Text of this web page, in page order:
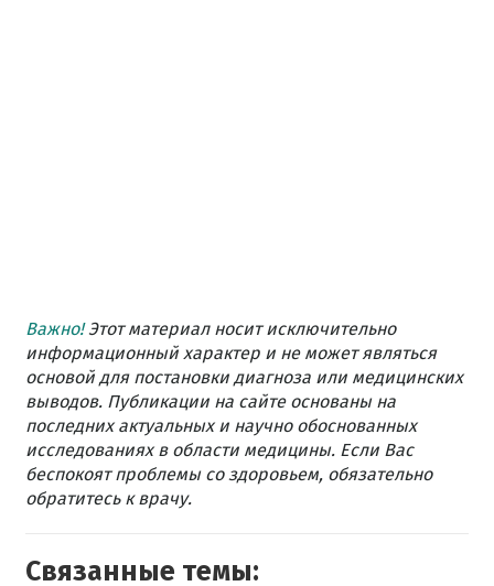
Важно!Этот материал носит исключительно
информационный характер и не может являться
основой для постановки диагноза или медицинских
выводов. Публикации на сайте основаны на
последних актуальных и научно обоснованных
исследованиях в области медицины. Если Вас
беспокоят проблемы со здоровьем, обязательно
обратитесь к врачу.
Связанные темы: